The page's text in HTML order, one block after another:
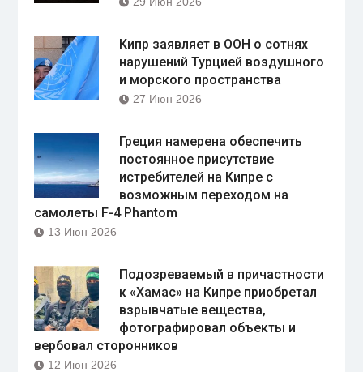
Кипр заявляет в ООН о сотнях
нарушений Турцией воздушного
и морского пространства
27 Июн 2026
Греция намерена обеспечить
постоянное присутствие
истребителей на Кипре с
возможным переходом на
самолеты F-4 Phantom
13 Июн 2026
Подозреваемый в причастности
к «Хамас» на Кипре приобретал
взрывчатые вещества,
фотографировал объекты и
вербовал сторонников
12 Июн 2026